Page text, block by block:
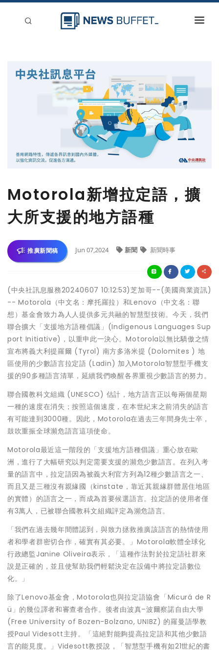
Motorola新增拉定語，擴
大所支援的地方語種
推廣新聞稿 Jun 07,2024 新聞 新聞時事
(中央社訊息服務20240607 10:12:53)芝加哥--(美國商業資訊)
-- Motorola（中文名：摩托羅拉）和Lenovo（中文名：聯
想）基金會致力為人人提供多元共融的智慧型技術。今天，我們
聯合擴大「支援地方語種倡議」(Indigenous Languages Sup
port Initiative)，以重申此一決心。Motorola以無比驕傲之情
宣布將義大利提羅爾 (Tyrol) 南方多洛米提 (Dolomites ) 地
區使用的少數語言拉定語 (Ladin) 加入Motorola智慧型手機支
援的90多種語言清單，延續我們喚醒各界重視少數語言的努力。
聯合國教科文組織 (UNESCO) 估計，地方語言正以每兩個星期
一種的速度在消失；按照這個速度，在本世紀末之前消失的語言
有可能達到3000種。因此，Motorola在過去三年間身先士卒，
鼓吹重振全球瀕危語言這項使命。
Motorola最近這一階段的「支援地方語種倡議」重心放在歐
洲，進行了大幅研究以判定需要支援的瀕危少數語言。在列入考
量的語言中，拉定語因為被義大利官方列為12種少數語言之一、
而且又是三種沒有親緣國（kinstate，靠近其親緣群體居住地區
的實體）的語言之一，而成為首要候選語言。拉定語的使用者僅
有3萬人，已被聯合國教科文組織評定為瀕危語言。
「我們在過去幾年間體認到，與致力拯救推廣該語言的熱情使用
者和學者群密切合作，確實有其必要。」Motorola軟體全球化
行政總監Janine Oliveira表示，「這種作法對於拉定語社群來
說是正確的，並且使幫助我們輕鬆決定在設備中將拉定語數位
化。」
除了Lenovo基金會，Motorola也與拉定語協會「Micurá de R
ü」的幾位譯者和審查者合作。後者由波真–波爾察諾自由大學
(Free University of Bozen-Bolzano, UNIBZ) 的羅曼語學教
授Paul Videsott主持。「這絕對能夠提高拉定語和其他少數語
言的能見度。」Videsott教授說，「智慧型手機有如21世紀的書